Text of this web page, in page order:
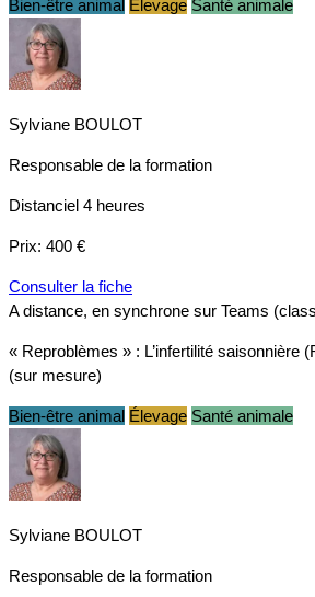
Bien-être animal Élevage Santé animale
Sylviane BOULOT
Responsable de la formation
Distanciel 4 heures
Prix: 400 €
Consulter la fiche
A distance, en synchrone sur Teams
« Reproblèmes » : L’infertilité saisonnière
(sur mesure)
Bien-être animal Élevage Santé animale
Sylviane BOULOT
Responsable de la formation